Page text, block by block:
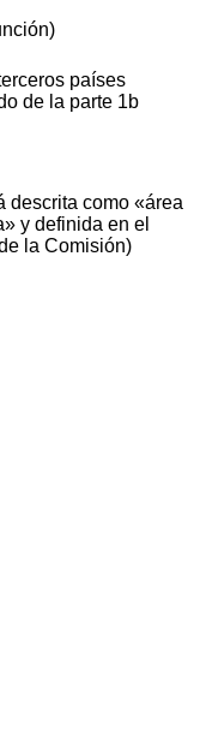
países
de la parte 1b
descrita como «área
y definida en el
la Comisión)